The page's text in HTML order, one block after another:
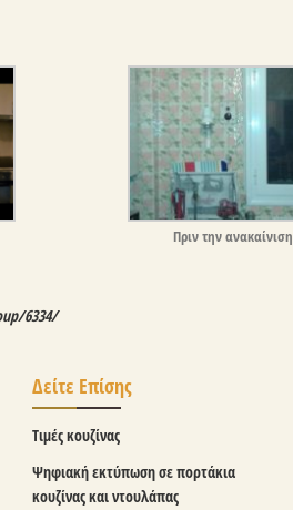
Πριν την ανακαίνιση
6334/
Δείτε Επίσης
Τιμές κουζίνας
Ψηφιακή εκτύπωση σε πορτάκια
κουζίνας και ντουλάπας